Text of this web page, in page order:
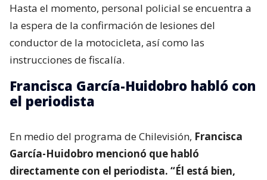
Hasta el momento, personal policial se encuentra a
la espera de la confirmación de lesiones del
conductor de la motocicleta, así como las
instrucciones de fiscalía.
Francisca García-Huidobro habló con
el periodista
En medio del programa de Chilevisión, Francisca
García-Huidobro mencionó que habló
directamente con el periodista. “Él está bien,